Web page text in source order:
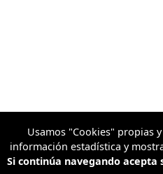
Usamos "Cookies" propias
información estadística y
Si continúa navegando acepta